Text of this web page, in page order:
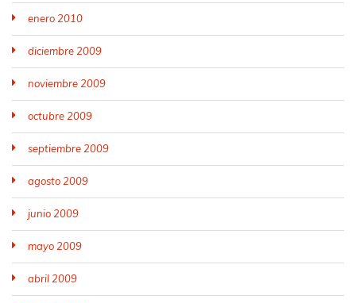
enero 2010
diciembre 2009
noviembre 2009
octubre 2009
septiembre 2009
agosto 2009
junio 2009
mayo 2009
abril 2009